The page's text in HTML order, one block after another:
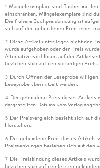
1 Mängelexemplare sind Bücher mit
einschränken. Mängelexemplare sind
Die frühere Buchpreisbindung ist
sich auf den gebundenen Preis eines
2 Diese Artikel unterliegen nicht der
wurde aufgehoben oder der Preis
Alternative wird Ihnen auf der
beziehen sich auf den vorherigen Preis.
3 Durch Öffnen der Leseprobe willigen
Leseprobe übermittelt werden.
4 Der gebundene Preis dieses Artikels
dargestellten Datums vom Verlag
5 Der Preisvergleich bezieht sich auf
Herstellers.
6 Der gebundene Preis dieses Artikels
Preissenkungen beziehen sich auf den
7 Die Preisbindung dieses Artikels
beziehen sich auf den letzten